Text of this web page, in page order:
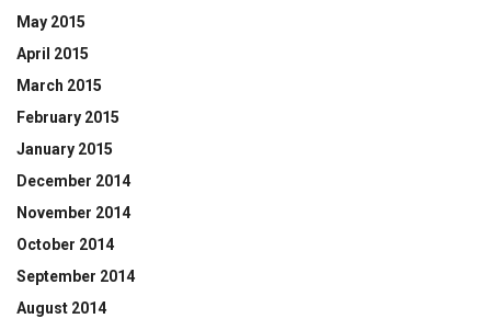
May 2015
April 2015
March 2015
February 2015
January 2015
December 2014
November 2014
October 2014
September 2014
August 2014